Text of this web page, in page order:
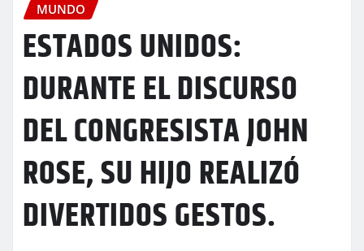
MUNDO
ESTADOS UNIDOS:
DURANTE EL DISCURSO
DEL CONGRESISTA JOHN
ROSE, SU HIJO REALIZÓ
DIVERTIDOS GESTOS.